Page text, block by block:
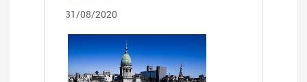
31/08/2020